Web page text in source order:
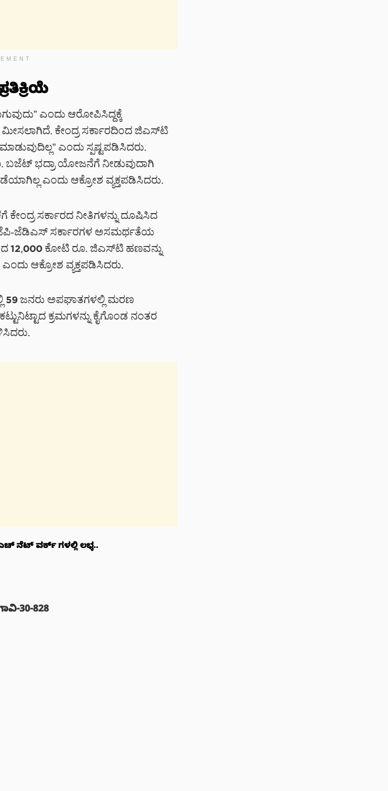
ಎಂದು ಆರೋಪಿಸಿದ್ದಕ್ಕೆ
ಕೇಂದ್ರ ಸರ್ಕಾರದಿಂದ ಜಿಎಸ್‌ಟಿ
ಎಂದು ಸ್ಪಷ್ಟಪಡಿಸಿದರು.
ಬಜೆಟ್ ಭದ್ರಾ ಯೋಜನೆಗೆ ನೀಡುವುದಾಗಿ
ಎಂದು ಆಕ್ರೋಶ ವ್ಯಕ್ತಪಡಿಸಿದರು.
ಸರ್ಕಾರದ ನೀತಿಗಳನ್ನು ದೂಷಿಸಿದ
ಬಿಜೆಪಿ-ಜೆಡಿಎಸ್ ಸರ್ಕಾರಗಳ ಅಸಮರ್ಥತೆಯ
12,000 ಕೋಟಿ ರೂ. ಜಿಎಸ್‌ಟಿ ಹಣವನ್ನು
ಆಕ್ರೋಶ ವ್ಯಕ್ತಪಡಿಸಿದರು.
59 ಜನರು ಅಪಘಾತಗಳಲ್ಲಿ ಮರಣ
ಕ್ರಮಗಳನ್ನು ಕೈಗೊಂಡ ನಂತರ
ನೆಟ್ ವರ್ಕ್ ಗಳಲ್ಲಿ ಲಭ್ಯ..
30-828